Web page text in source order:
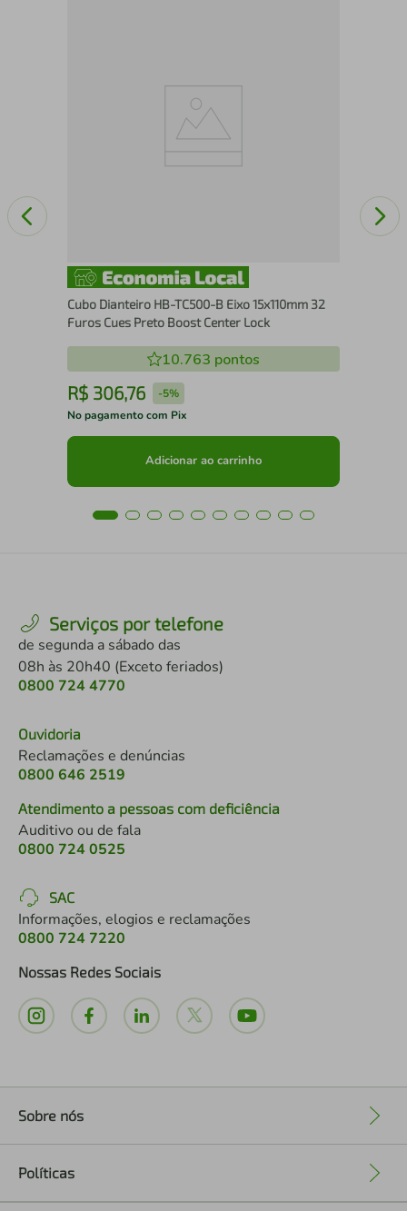
Cubo Dianteiro HB-TC500-B Eixo 15x110mm 32
Furos Cues Preto Boost Center Lock
10.763 pontos
R$ 306,76 -5%
No pagamento com Pix
Adicionar ao carrinho
Serviços por telefone
de segunda a sábado das
08h às 20h40 (Exceto feriados)
0800 724 4770
Ouvidoria
Reclamações e denúncias
0800 646 2519
Atendimento a pessoas com deficiência
Auditivo ou de fala
0800 724 0525
SAC
Informações, elogios e reclamações
0800 724 7220
Nossas Redes Sociais
Sobre nós
Políticas